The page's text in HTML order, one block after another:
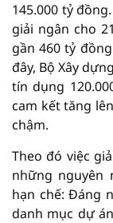
145.000 tỷ
giải ngân cho
gần 460 tỷ
đây, Bộ Xây
tín dụng
cam kết tăng
chậm.
Theo đó việc
những nguyên
hạn chế: Đáng
danh mục dự